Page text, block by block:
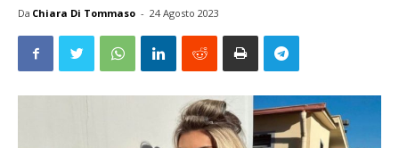
Da Chiara Di Tommaso - 24 Agosto 2023